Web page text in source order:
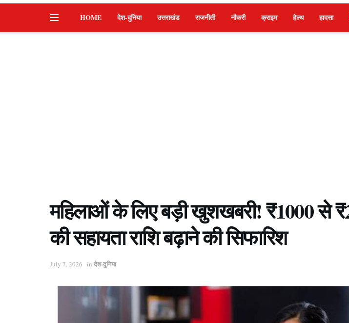
HOME देश-दुनिया उत्तराखंड राजनीती नौकरी क्राइम हेल्थ हादसा
महिलाओं के लिए बड़ी खुशखबरी! ₹1000 से
की सहायता राशि बढ़ाने की सिफारिश
July 7, 2026 in देश-दुनिया